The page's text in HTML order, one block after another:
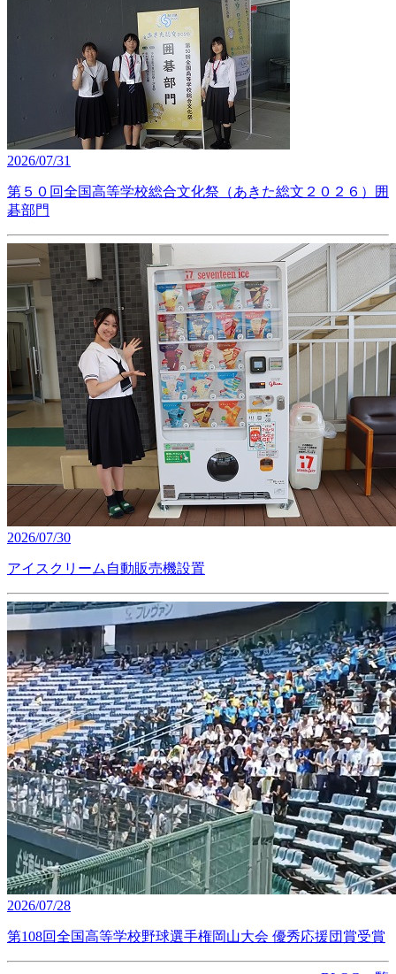
2026/07/31
第５０回全国高等学校総合文化祭（あきた総文２０２６）囲
碁部門
2026/07/30
アイスクリーム自動販売機設置
2026/07/28
第108回全国高等学校野球選手権岡山大会 優秀応援団賞受賞